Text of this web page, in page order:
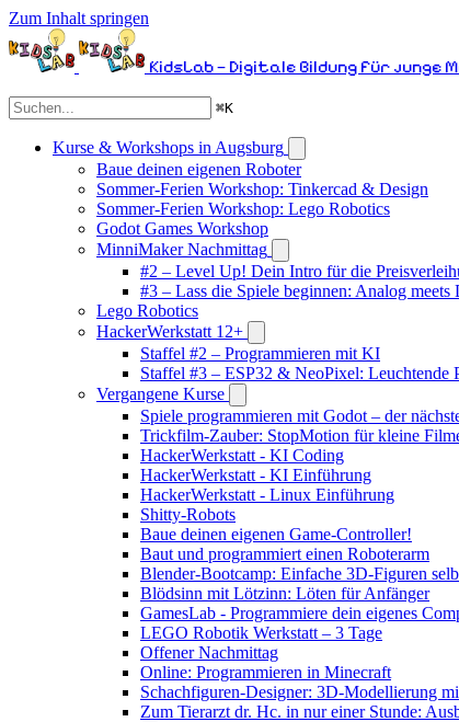
Zum Inhalt springen
KidsLab – Digitale Bildung für junge
⌘K
Kurse & Workshops in Augsburg
Baue deinen eigenen Roboter
Sommer-Ferien Workshop: Tinkercad & Design
Sommer-Ferien Workshop: Lego Robotics
Godot Games Workshop
MinniMaker Nachmittag
#2 – Level Up! Dein Intro für die
#3 – Lass die Spiele beginnen: Analog meets
Lego Robotics
HackerWerkstatt 12+
Staffel #2 – Programmieren mit KI
Staffel #3 – ESP32 & NeoPixel: Leuchtende
Vergangene Kurse
Spiele programmieren mit Godot – der
Trickfilm-Zauber: StopMotion für kleine
HackerWerkstatt - KI Coding
HackerWerkstatt - KI Einführung
HackerWerkstatt - Linux Einführung
Shitty-Robots
Baue deinen eigenen Game-Controller!
Baut und programmiert einen Roboterarm
Blender-Bootcamp: Einfache 3D-Figuren
Blödsinn mit Lötzinn: Löten für Anfänger
GamesLab - Programmiere dein eigenes
LEGO Robotik Werkstatt – 3 Tage
Offener Nachmittag
Online: Programmieren in Minecraft
Schachfiguren-Designer: 3D-Modellierung
Zum Tierarzt dr. Hc. in nur einer Stunde: